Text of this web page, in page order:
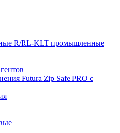
R/RL-KLT промышленные
Futura Zip Safe PRO с